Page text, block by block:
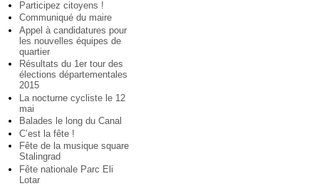
Participez citoyens !
Communiqué du maire
Appel à candidatures pour
les nouvelles équipes de
quartier
Résultats du 1er tour des
élections départementales
2015
La nocturne cycliste le 12
mai
Balades le long du Canal
C’est la fête !
Fête de la musique square
Stalingrad
Fête nationale Parc Eli
Lotar